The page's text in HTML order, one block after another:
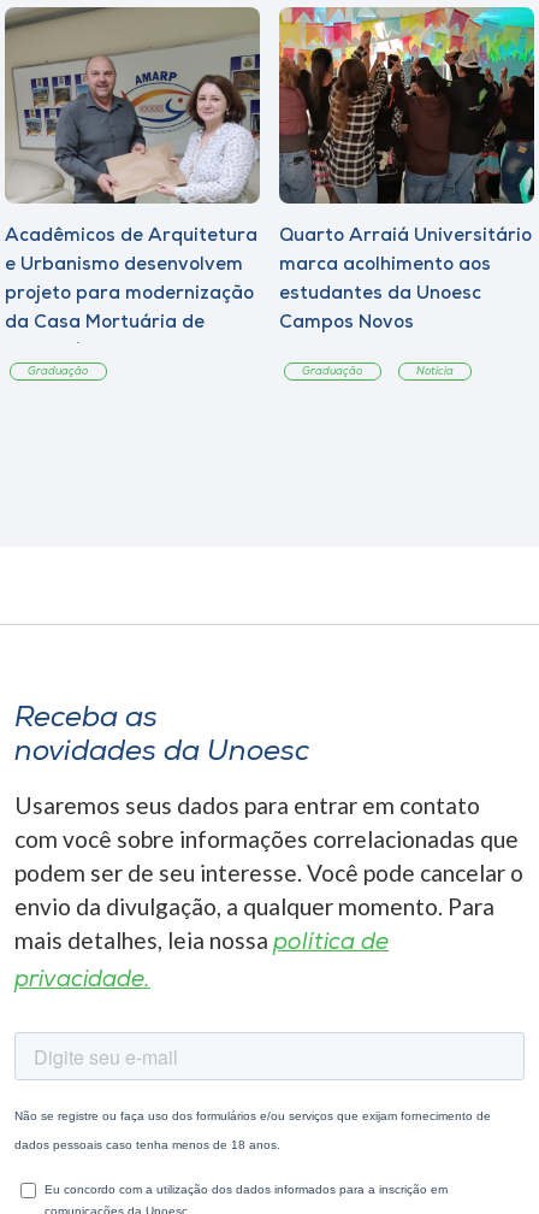
Acadêmicos de Arquitetura
e Urbanismo desenvolvem
projeto para modernização
da Casa Mortuária de
Graduação
Quarto Arraiá Universitário
marca acolhimento aos
estudantes da Unoesc
Campos Novos
Graduação Notícia
Receba as
novidades da Unoesc
Usaremos seus dados para entrar em contato
com você sobre informações correlacionadas que
podem ser de seu interesse. Você pode cancelar o
envio da divulgação, a qualquer momento. Para
mais detalhes, leia nossa política de
privacidade.